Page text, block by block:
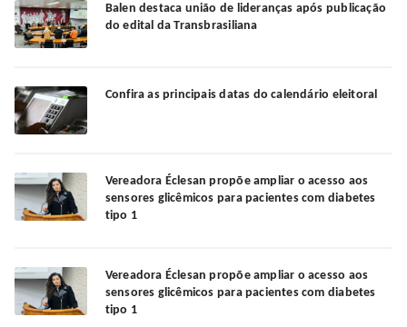
Balen destaca união de lideranças após publicação
do edital da Transbrasiliana
Confira as principais datas do calendário eleitoral
Vereadora Éclesan propõe ampliar o acesso aos
sensores glicêmicos para pacientes com diabetes
tipo 1
Vereadora Éclesan propõe ampliar o acesso aos
sensores glicêmicos para pacientes com diabetes
tipo 1